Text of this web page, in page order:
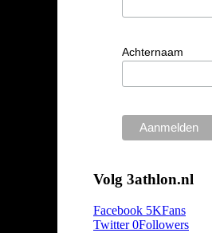
Achternaam
Volg 3athlon.nl
Facebook 5KFans
Twitter 0Followers